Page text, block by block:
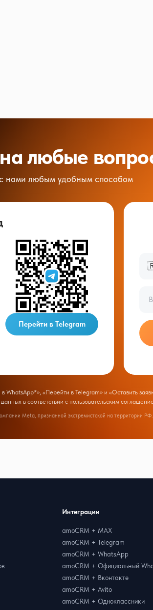
любые
нами любым удобным способом
Перейти в Telegram
«Перейти в Telegram» и «Оставить
в соответствии с пользовательским
Meta, признанной экстремистской на территории РФ.
Интеграции
amoCRM + MAX
amoCRM + Telegram
amoCRM + WhatsApp
amoCRM + Официальный
amoCRM + Вконтакте
amoCRM + Avito
amoCRM + Одноклассники